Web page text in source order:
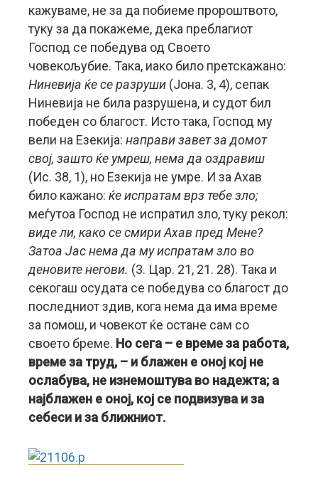
кажуваме, не за да побиеме пророштвото,
туку за да покажеме, дека преблагиот
Господ се победува од Своето
човекољубие. Така, иако било претскажано:
Ниневија ќе се разруши (Јона. 3, 4), сепак
Ниневија не била разрушена, и судот бил
победен со благост. Исто така, Господ му
вели на Езекија: направи завет за домот
свој, зашто ќе умреш, нема да оздравиш
(Ис. 38, 1), но Езекија не умре. И за Ахав
било кажано: ќе испратам врз тебе зло;
меѓутоа Господ не испратил зло, туку рекол:
виде ли, како се смири Ахав пред Мене?
Затоа Јас нема да му испратам зло во
деновите негови. (3. Цар. 21, 21. 28). Така и
секогаш осудата се победува со благост до
последниот здив, кога нема да има време
за помош, и човекот ќе остане сам со
своето бреме. Но сега – е време за работа,
време за труд, – и блажен е оној кој не
ослабува, не изнемоштува во надежта; а
најблажен е оној, кој се подвизува и за
себеси и за ближниот.